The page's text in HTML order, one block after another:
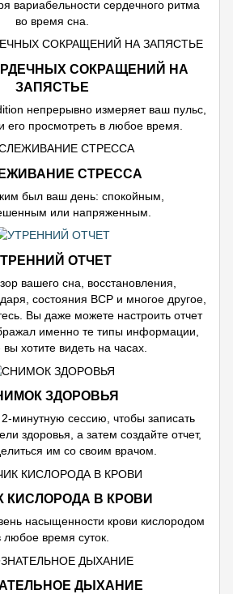
вариабельности сердечного ритма
во время сна.
СОКРАЩЕНИЙ НА
ЗАПЯСТЬЕ
непрерывно измеряет ваш пульс,
его просмотреть в любое время.
СТРЕССА
был ваш день: спокойным,
или напряженным.
ОТЧЕТ
вашего сна, восстановления,
состояния ВСР и многое другое,
Вы даже можете настроить отчет
именно те типы информации,
вы хотите видеть на часах.
ЗДОРОВЬЯ
2-минутную сессию, чтобы записать
здоровья, а затем создайте отчет,
им со своим врачом.
КИСЛОРОДА В КРОВИ
насыщенности крови кислородом
любое время суток.
ДЫХАНИЕ